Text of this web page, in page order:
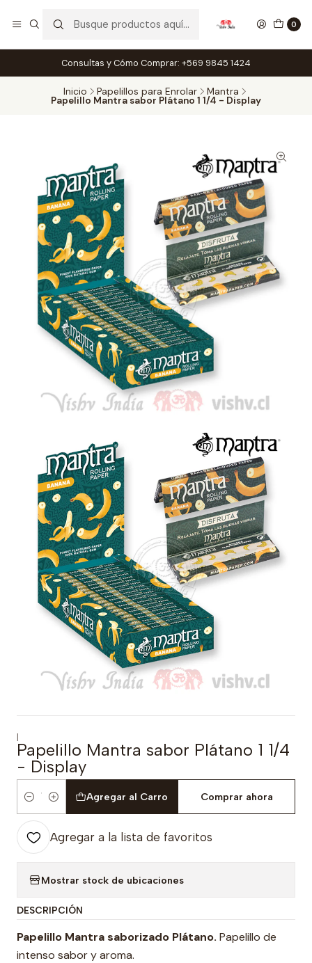
0
Consultas y Cómo Comprar: +569 9845 1424
Inicio Papelillos para Enrolar Mantra
Papelillo Mantra sabor Plátano 1 1/4 - Display
|
Papelillo Mantra sabor Plátano 1 1/4
- Display
Cantidad
Agregar al Carro Comprar ahora
Agregar a la lista de favoritos
Mostrar stock de ubicaciones
DESCRIPCIÓN
Papelillo Mantra saborizado Plátano. Papelillo de
intenso sabor y aroma.